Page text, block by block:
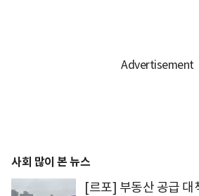
사회 많이 본 뉴스
[르포] 부동산 공급 대